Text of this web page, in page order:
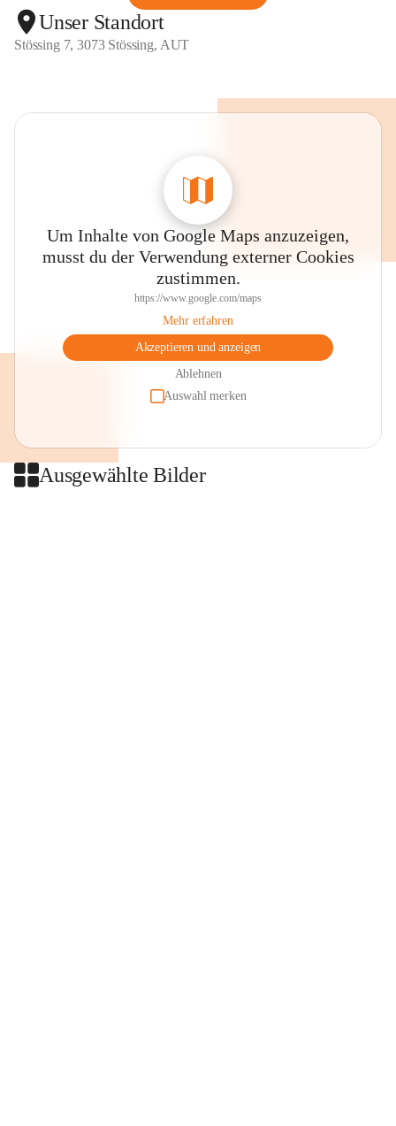
Unser Standort
Stössing 7, 3073 Stössing, AUT
Um Inhalte von Google Maps anzuzeigen,
musst du der Verwendung externer Cookies
zustimmen.
https://www.google.com/maps
Mehr erfahren
Akzeptieren und anzeigen
Ablehnen
Auswahl merken
Ausgewählte Bilder